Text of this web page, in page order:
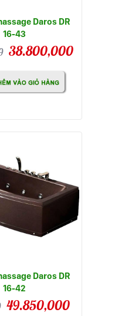
Daros DR
16-43
38.800,000
Daros DR
16-42
49.850,000